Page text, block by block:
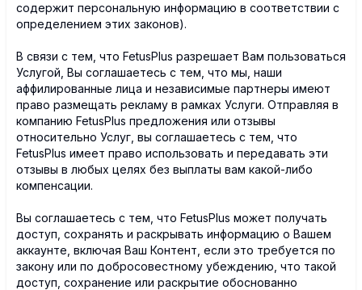
содержит персональную информацию в соответствии с
определением этих законов).
В связи с тем, что FetusPlus разрешает Вам пользоваться
Услугой, Вы соглашаетесь с тем, что мы, наши
аффилированные лица и независимые партнеры имеют
право размещать рекламу в рамках Услуги. Отправляя в
компанию FetusPlus предложения или отзывы
относительно Услуг, вы соглашаетесь с тем, что
FetusPlus имеет право использовать и передавать эти
отзывы в любых целях без выплаты вам какой-либо
компенсации.
Вы соглашаетесь с тем, что FetusPlus может получать
доступ, сохранять и раскрывать информацию о Вашем
аккаунте, включая Ваш Контент, если это требуется по
закону или по добросовестному убеждению, что такой
доступ, сохранение или раскрытие обоснованно